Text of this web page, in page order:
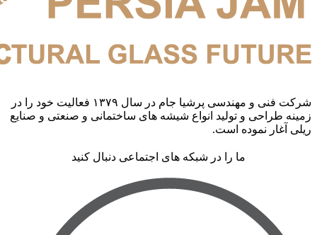
شرکت فنی و مهندسی پرشیا جام در سال ۱۳۷۹ فعالیت خود را در
زمینه طراحی و تولید انواع شیشه های ساختمانی و صنعتی و صنایع
ریلی آغار نموده است.
ما را در شبکه های اجتماعی دنبال کنید